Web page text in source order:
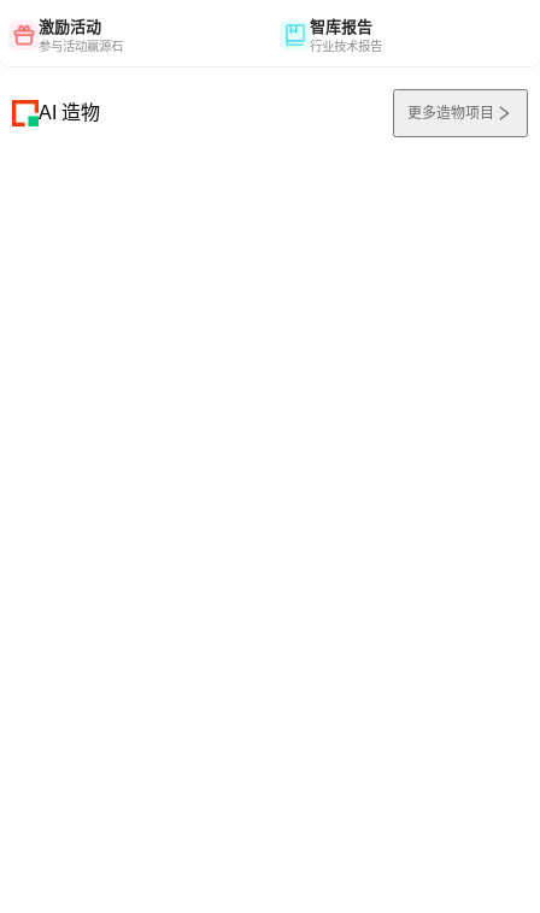
激励活动
参与活动赢源石
智库报告
行业技术报告
AI 造物 更多造物项目